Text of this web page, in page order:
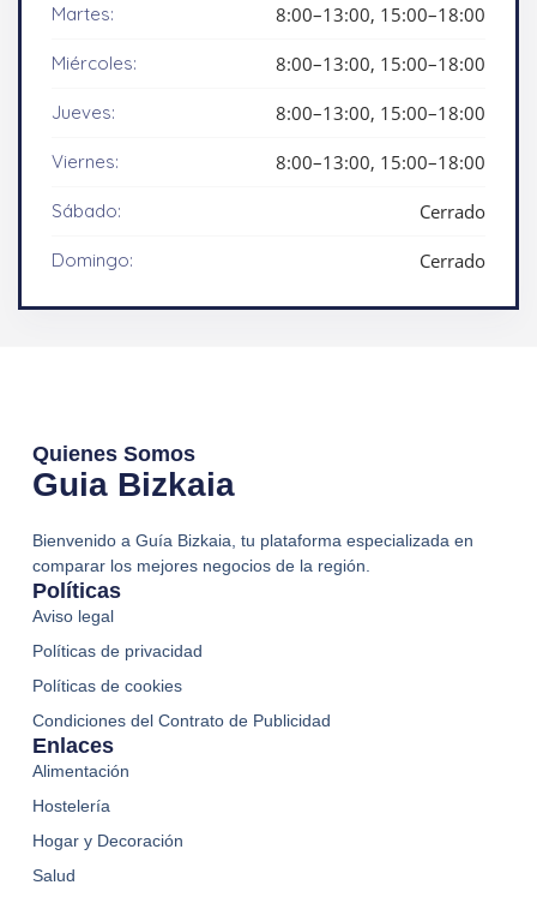
Martes: 8:00–13:00, 15:00–18:00
Miércoles: 8:00–13:00, 15:00–18:00
Jueves: 8:00–13:00, 15:00–18:00
Viernes: 8:00–13:00, 15:00–18:00
Sábado: Cerrado
Domingo: Cerrado
Quienes Somos
Guia Bizkaia
Bienvenido a Guía Bizkaia, tu plataforma especializada en
comparar los mejores negocios de la región.
Enlaces
Alimentación
Hostelería
Hogar y Decoración
Salud
Políticas
Aviso legal
Políticas de privacidad
Políticas de cookies
Condiciones del Contrato de Publicidad